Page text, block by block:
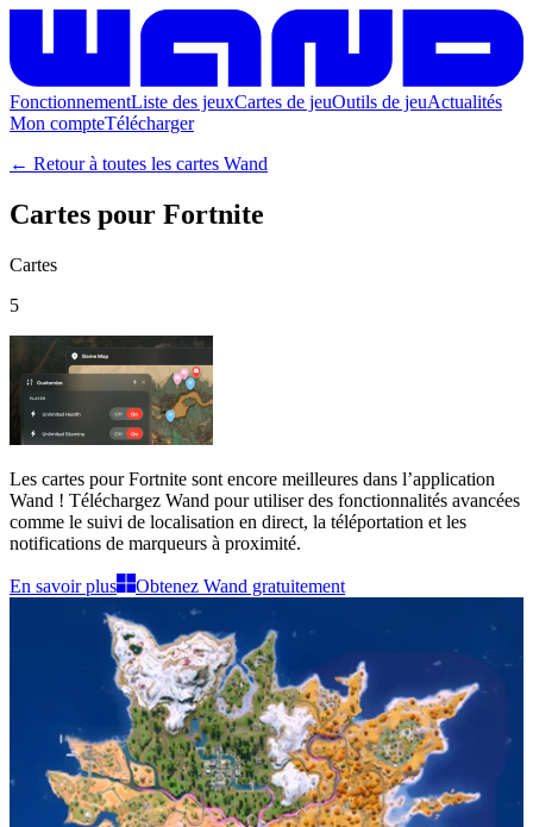
FonctionnementListe des jeuxCartes de jeuOutils de jeuActualités
Mon compteTélécharger
← Retour à toutes les cartes Wand
Cartes pour Fortnite
Cartes
5
Les cartes pour Fortnite sont encore meilleures dans l’application
Wand ! Téléchargez Wand pour utiliserdes fonctionnalités avancées
comme le suivi de localisation en direct, la téléportation et les
notifications de marqueurs à proximité.
En savoir plus Obtenez Wand gratuitement